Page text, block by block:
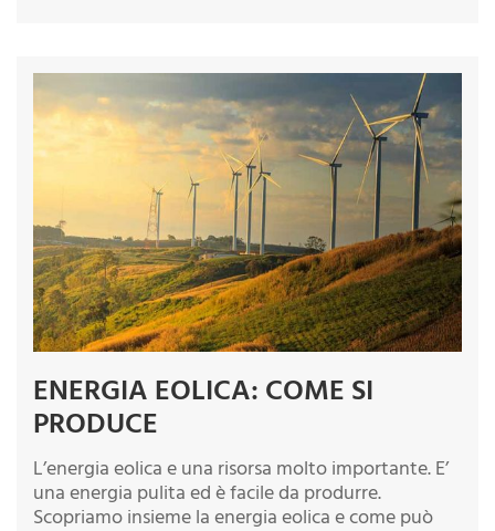
ENERGIA EOLICA: COME SI
PRODUCE
L’energia eolica e una risorsa molto importante. E’
una energia pulita ed è facile da produrre.
Scopriamo insieme la energia eolica e come può